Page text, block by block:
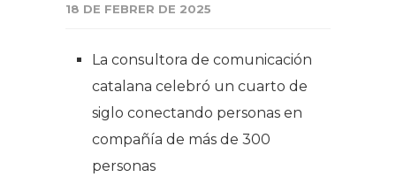
18 DE FEBRER DE 2025
La consultora de comunicación
catalana celebró un cuarto de
siglo conectando personas en
compañía de más de 300
personas